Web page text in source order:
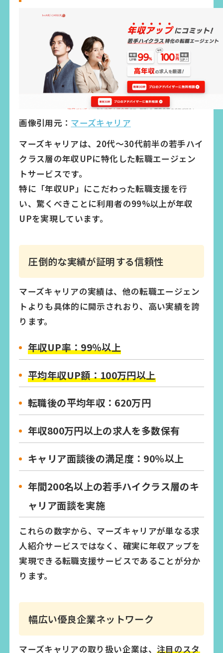
画像引用元： マーズキャリア
マーズキャリアは、20代〜30代前半の若手ハイ
クラス層の年収UPに特化した転職エージェン
トサービスです。
特に「年収UP」にこだわった転職支援を行
い、驚くべきことに利用者の99%以上が年収
UPを実現しています。
圧倒的な実績が証明する信頼性
マーズキャリアの実績は、他の転職エージェン
トよりも具体的に開示されおり、高い実績を誇
ります。
年収UP率：99％以上
平均年収UP額：100万円以上
転職後の平均年収：620万円
年収800万円以上の求人を多数保有
キャリア面談後の満足度：90％以上
年間200名以上の若手ハイクラス層のキ
ャリア面談を実施
これらの数字から、マーズキャリアが単なる求
人紹介サービスではなく、確実に年収アップを
実現できる転職支援サービスであることが分か
ります。
幅広い優良企業ネットワーク
マーズキャリアの取り扱い企業は、 注目のスタ